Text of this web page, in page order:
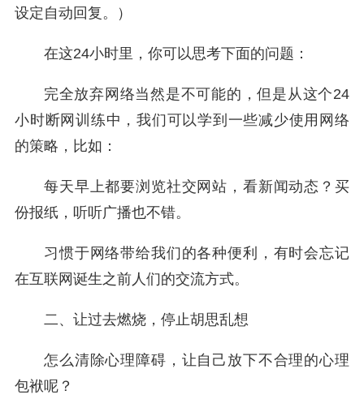
设定自动回复。）
在这24小时里，你可以思考下面的问题：
完全放弃网络当然是不可能的，但是从这个24
小时断网训练中，我们可以学到一些减少使用网络
的策略，比如：
每天早上都要浏览社交网站，看新闻动态？买
份报纸，听听广播也不错。
习惯于网络带给我们的各种便利，有时会忘记
在互联网诞生之前人们的交流方式。
二、让过去燃烧，停止胡思乱想
怎么清除心理障碍，让自己放下不合理的心理
包袱呢？